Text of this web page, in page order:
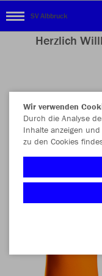
SV Albbruck
Herzlich
Nachhaltig
Wir verwenden
Durch die Analyse
Inhalte anzeigen
zu den Cookies